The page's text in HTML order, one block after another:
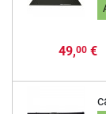
49,00€